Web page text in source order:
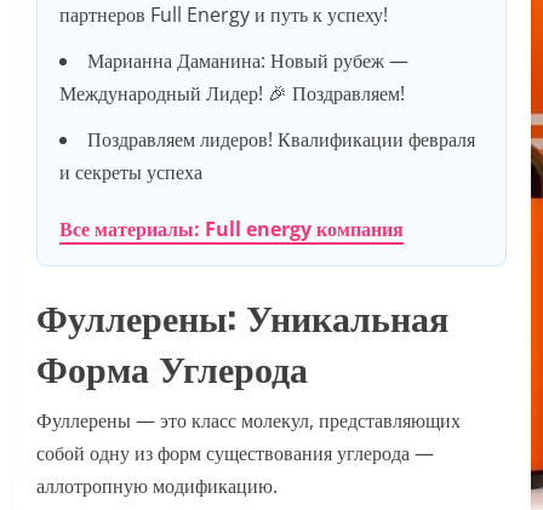
партнеров Full Energy и путь к успеху!
Марианна Даманина: Новый рубеж —
Международный Лидер! 🎉 Поздравляем!
Поздравляем лидеров! Квалификации февраля
и секреты успеха
Все материалы: Full energy компания
Фуллерены: Уникальная
Форма Углерода
Фуллерены — это класс молекул, представляющих
собой одну из форм существования углерода —
аллотропную модификацию.